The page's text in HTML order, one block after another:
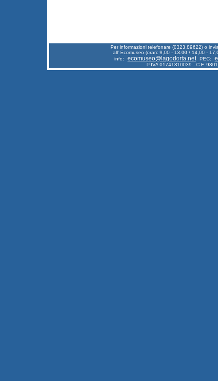
Per informazioni telefonare (0323.89622) o
all' Ecomuseo (orari: 9,00 - 13.00 / 14,00 -
info:
ecomuseo@lagodorta.net PEC:
P.IVA 01741310039 - C.F.